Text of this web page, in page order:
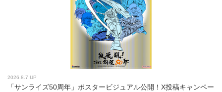
2026.8.7 UP
「サンライズ50周年」ポスタービジュアル公開！X投稿キャンペー